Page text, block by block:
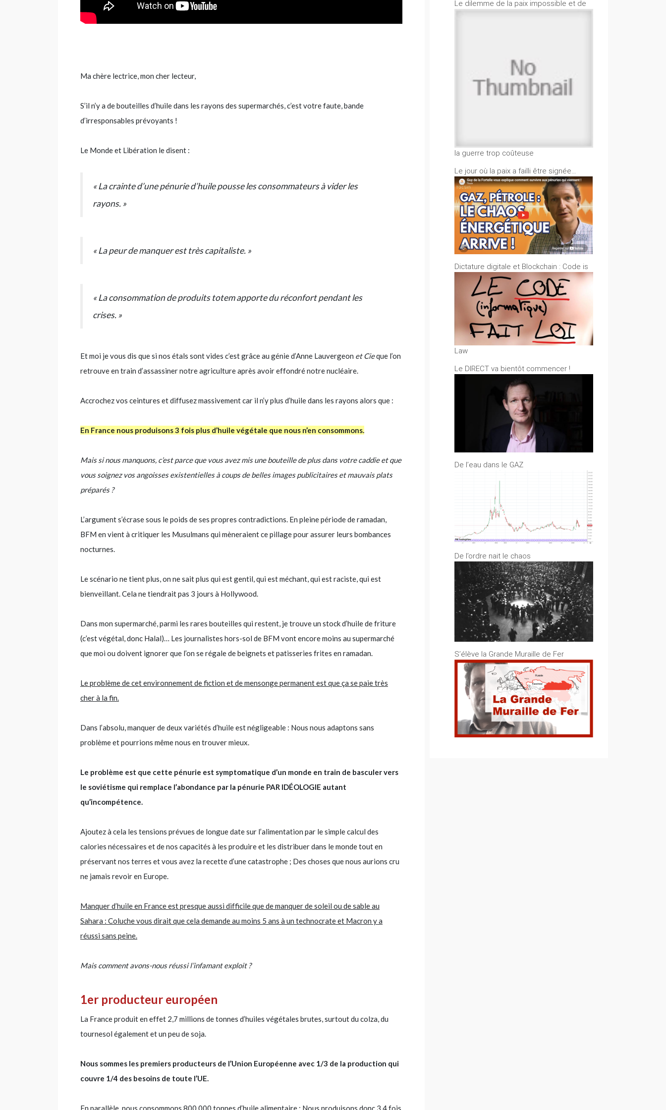
Ma chère lectrice, mon cher lecteur,
S’il n’y a de bouteilles d’huile dans les rayons des supermarchés, c’est votre faute, bande
d’irresponsables prévoyants !
Le Monde et Libération le disent :
« La crainte d’une pénurie d’huile pousse les consommateurs à vider les
rayons. »
« La peur de manquer est très capitaliste. »
« La consommation de produits totem apporte du réconfort pendant les
crises. »
Et moi je vous dis que si nos étals sont vides c’est grâce au génie d’Anne Lauvergeon et Cieque l’on
retrouve en train d’assassiner notre agriculture après avoir effondré notre nucléaire.
Accrochez vos ceintures et diffusez massivement car il n’y plus d’huile dans les rayons alors que :
En France nous produisons 3 fois plus d’huile végétale que nous n’en consommons.
Mais si nous manquons, c’est parce que vous avez mis une bouteille de plus dans votre caddie et que
vous soignez vos angoisses existentielles à coups de belles images publicitaires et mauvais plats
préparés ?
L’argument s’écrase sous le poids de ses propres contradictions. En pleine période de ramadan,
BFM en vient à critiquer les Musulmans qui mèneraient ce pillage pour assurer leurs bombances
nocturnes.
Le scénario ne tient plus, on ne sait plus qui est gentil, qui est méchant, qui est raciste, qui est
bienveillant. Cela ne tiendrait pas 3 jours à Hollywood.
Dans mon supermarché, parmi les rares bouteilles qui restent, je trouve un stock d’huile de friture
(c’est végétal, donc Halal)… Les journalistes hors-sol de BFM vont encore moins au supermarché
que moi ou doivent ignorer que l’on se régale de beignets et patisseries frites en ramadan.
Le problème de cet environnement de fiction et de mensonge permanent est que ça se paie très
cher à la fin.
Dans l’absolu, manquer de deux variétés d’huile est négligeable : Nous nous adaptons sans
problème et pourrions même nous en trouver mieux.
Le problème est que cette pénurie est symptomatique d’un monde en train de basculer vers
le soviétisme qui remplace l’abondance par la pénurie PAR IDÉOLOGIE autant
qu’incompétence.
Ajoutez à cela les tensions prévues de longue date sur l’alimentation par le simple calcul des
calories nécessaires et de nos capacités à les produire et les distribuer dans le monde tout en
préservant nos terres et vous avez la recette d’une catastrophe ; Des choses que nous aurions cru
ne jamais revoir en Europe.
Manquer d’huile en France est presque aussi difficile que de manquer de soleil ou de sable au
Sahara : Coluche vous dirait que cela demande au moins 5 ans à un technocrate et Macron y a
réussi sans peine.
Mais comment avons-nous réussi l’infamant exploit ?
1er producteur européen
La France produit en effet 2,7 millions de tonnes d’huiles végétales brutes, surtout du colza, du
tournesol également et un peu de soja.
Nous sommes les premiers producteurs de l’Union Européenne avec 1/3 de la production qui
couvre 1/4 des besoins de toute l’UE.
En parallèle, nous consommons 800 000 tonnes d’huile alimentaire : Nous produisons donc 3,4 fois
Le dilemme de la paix impossible et de
la guerre trop coûteuse
Le jour où la paix a failli être signée…
Dictature digitale et Blockchain : Code is
Law
Le DIRECT va bientôt commencer !
De l’eau dans le GAZ
De l’ordre nait le chaos
S’élève la Grande Muraille de Fer